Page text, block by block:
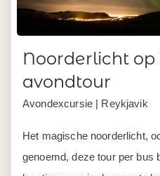
Avondexcursie | Reykjavik
genoemd, deze tour per bus
locaties waar je de meeste